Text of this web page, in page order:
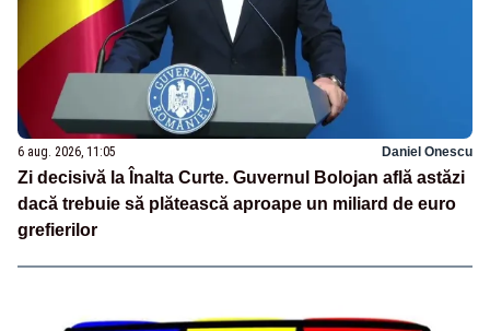
6 aug. 2026, 11:05 Daniel Onescu
Zi decisivă la Înalta Curte. Guvernul Bolojan află astăzi
dacă trebuie să plătească aproape un miliard de euro
grefierilor